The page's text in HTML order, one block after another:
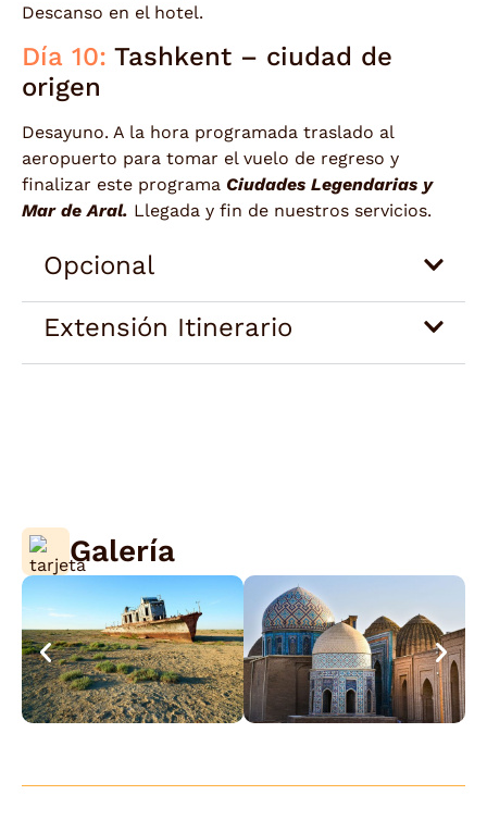
Descanso en el hotel.
Día 10: Tashkent – ciudad de
origen
Desayuno. A la hora programada traslado al
aeropuerto para tomar el vuelo de regreso y
finalizar este programa Ciudades Legendarias y
Mar de Aral. Llegada y fin de nuestros servicios.
Opcional
Extensión Itinerario
Galería